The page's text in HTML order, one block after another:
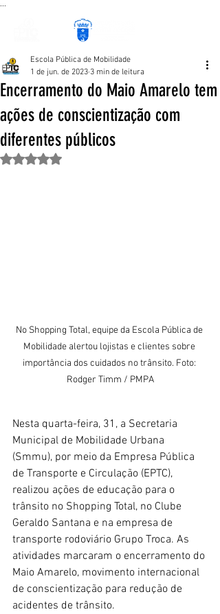
Encerramento do Maio Amarelo tem
ações de conscientização com
diferentes públicos
Escola Pública de Mobilidade
1 de jun. de 2023 3 min de leitura
Avaliado com NaN de 5 estrelas.
No Shopping Total, equipe da Escola Pública de
Mobilidade alertou lojistas e clientes sobre
importância dos cuidados no trânsito. Foto:
Rodger Timm / PMPA
Nesta quarta-feira, 31, a Secretaria
Municipal de Mobilidade Urbana
(Smmu), por meio da Empresa Pública
de Transporte e Circulação (EPTC),
realizou ações de educação para o
trânsito no Shopping Total, no Clube
Geraldo Santana e na empresa de
transporte rodoviário Grupo Troca. As
atividades marcaram o encerramento do
Maio Amarelo, movimento internacional
de conscientização para redução de
acidentes de trânsito.